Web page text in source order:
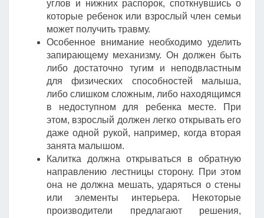
углов и нижних распорок, споткнувшись о
которые ребенок или взрослый член семьи
может получить травму.
Особенное внимание необходимо уделить
запирающему механизму. Он должен быть
либо достаточно тугим и неподвластным
для физических способностей малыша,
либо слишком сложным, либо находящимся
в недоступном для ребенка месте. При
этом, взрослый должен легко открывать его
даже одной рукой, например, когда вторая
занята малышом.
Калитка должна открываться в обратную
направлению лестницы сторону. При этом
она не должна мешать, ударяться о стены
или элементы интерьера. Некоторые
производители предлагают решения,